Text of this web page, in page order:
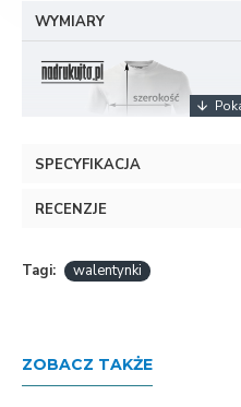
WYMIARY
SPECYFIKACJA
RECENZJE
Tagi: walentynki
ZOBACZ TAKŻE